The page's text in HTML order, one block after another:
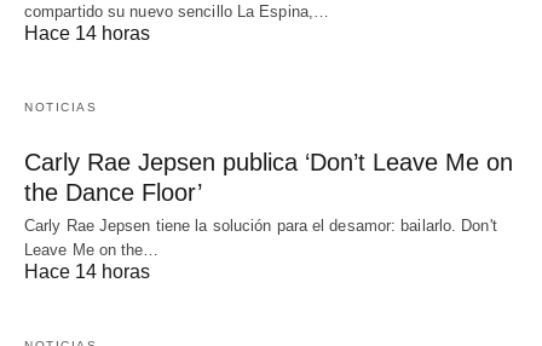
compartido su nuevo sencillo La Espina,…
Hace 14 horas
NOTICIAS
Carly Rae Jepsen publica ‘Don’t Leave Me on
the Dance Floor’
Carly Rae Jepsen tiene la solución para el desamor: bailarlo. Don't
Leave Me on the…
Hace 14 horas